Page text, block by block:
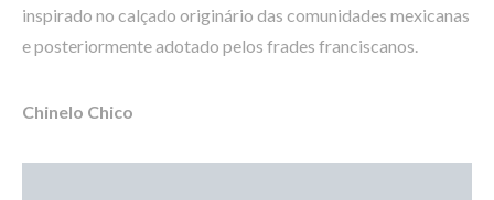
inspirado no calçado originário das comunidades mexicanas
e posteriormente adotado pelos frades franciscanos.
Chinelo Chico